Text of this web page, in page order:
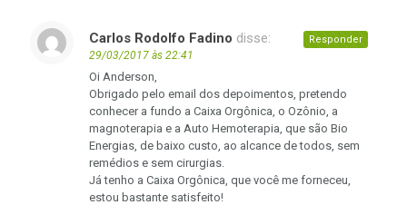
Carlos Rodolfo Fadino disse:
29/03/2017 às 22:41
Oi Anderson,
Obrigado pelo email dos depoimentos, pretendo
conhecer a fundo a Caixa Orgônica, o Ozônio, a
magnoterapia e a Auto Hemoterapia, que são Bio
Energias, de baixo custo, ao alcance de todos, sem
remédios e sem cirurgias.
Já tenho a Caixa Orgônica, que você me forneceu,
estou bastante satisfeito!
Responder